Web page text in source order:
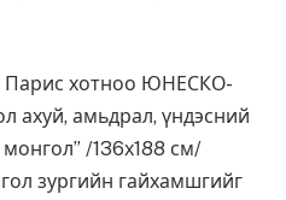
Парис хотноо ЮНЕСКО-
ахуй, амьдрал, үндэсний
/136х188 см/
зургийн гайхамшгийг